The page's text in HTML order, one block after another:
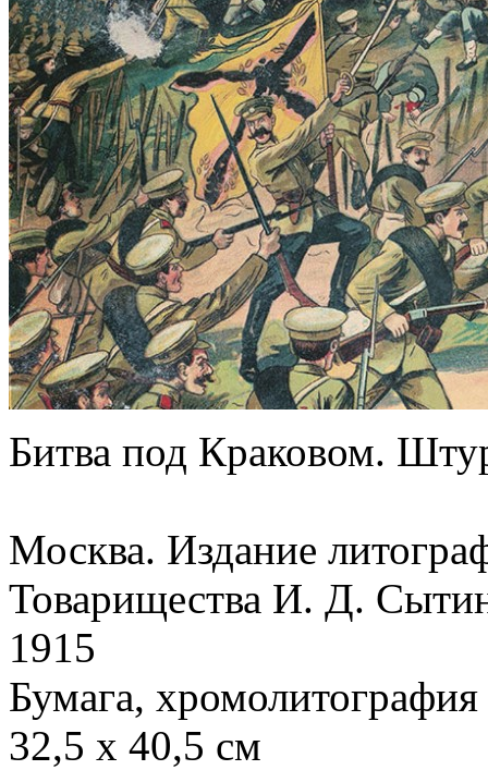
Битва под Краковом.
Москва. Издание
Товарищества И. Д.
1915
Бумага, хромолитография
32,5 х 40,5 см